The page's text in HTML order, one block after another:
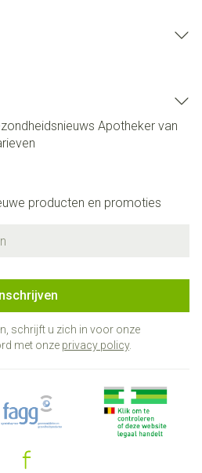
Apotheker van
producten en promoties
schrijft u zich in voor onze
met onze privacy policy.